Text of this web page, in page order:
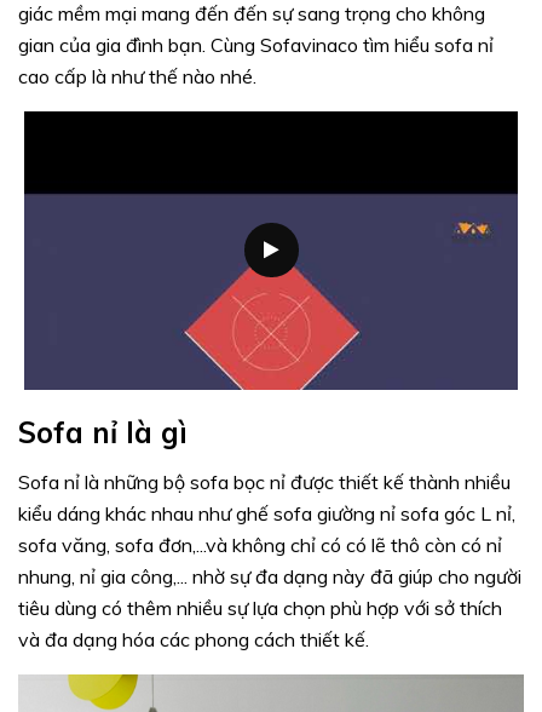
giác mềm mại mang đến đến sự sang trọng cho không
gian của gia đình bạn. Cùng Sofavinaco tìm hiểu sofa nỉ
cao cấp là như thế nào nhé.
Sofa nỉ là gì
Sofa nỉ là những bộ sofa bọc nỉ được thiết kế thành nhiều
kiểu dáng khác nhau như ghế sofa giường nỉ sofa góc L nỉ,
sofa văng, sofa đơn,...và không chỉ có có lẽ thô còn có nỉ
nhung, nỉ gia công,... nhờ sự đa dạng này đã giúp cho người
tiêu dùng có thêm nhiều sự lựa chọn phù hợp với sở thích
và đa dạng hóa các phong cách thiết kế.